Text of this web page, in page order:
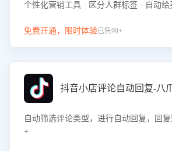
个性化营销工具 · 区分人群标签 · 自动
免费开通，限时体验已售99+
抖音小店评论自动回复-八
自动筛选评论类型，进行自动回复，回
+